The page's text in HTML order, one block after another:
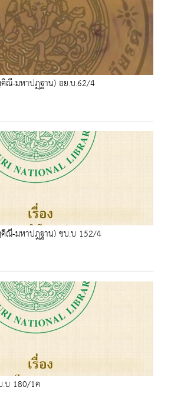
ณี-มหาปฏฺฐาน) อย.บ.62/4
ณี-มหาปฎฺฐาน) ชบ.บ 152/4
บ 180/1ค